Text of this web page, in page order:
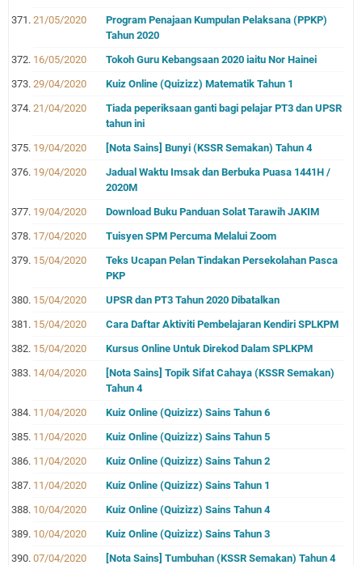
21/05/2020
Program Penajaan Kumpulan Pelaksana (PPKP)
Tahun 2020
16/05/2020
Tokoh Guru Kebangsaan 2020 iaitu Nor Hainei
29/04/2020
Kuiz Online (Quizizz) Matematik Tahun 1
21/04/2020
Tiada peperiksaan ganti bagi pelajar PT3 dan UPSR
tahun ini
19/04/2020
[Nota Sains] Bunyi (KSSR Semakan) Tahun 4
19/04/2020
Jadual Waktu Imsak dan Berbuka Puasa 1441H /
2020M
19/04/2020
Download Buku Panduan Solat Tarawih JAKIM
17/04/2020
Tuisyen SPM Percuma Melalui Zoom
15/04/2020
Teks Ucapan Pelan Tindakan Persekolahan Pasca
PKP
15/04/2020
UPSR dan PT3 Tahun 2020 Dibatalkan
15/04/2020
Cara Daftar Aktiviti Pembelajaran Kendiri SPLKPM
15/04/2020
Kursus Online Untuk Direkod Dalam SPLKPM
14/04/2020
[Nota Sains] Topik Sifat Cahaya (KSSR Semakan)
Tahun 4
11/04/2020
Kuiz Online (Quizizz) Sains Tahun 6
11/04/2020
Kuiz Online (Quizizz) Sains Tahun 5
11/04/2020
Kuiz Online (Quizizz) Sains Tahun 2
11/04/2020
Kuiz Online (Quizizz) Sains Tahun 1
10/04/2020
Kuiz Online (Quizizz) Sains Tahun 4
10/04/2020
Kuiz Online (Quizizz) Sains Tahun 3
07/04/2020
[Nota Sains] Tumbuhan (KSSR Semakan) Tahun 4